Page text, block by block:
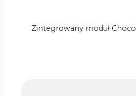
Zintegrowany moduł Choco